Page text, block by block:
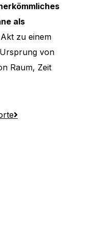
als
zu einem
von
Raum, Zeit